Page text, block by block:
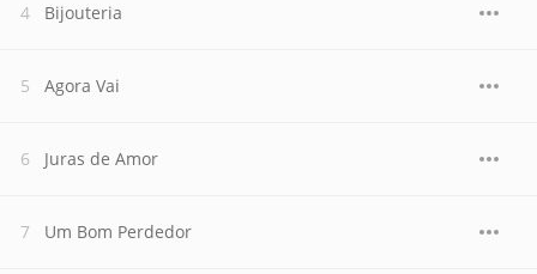
Bijouteria
Agora Vai
Juras de Amor
Um Bom Perdedor